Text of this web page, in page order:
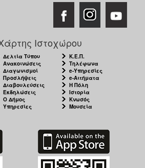
Ιστοχώρου
Δελτία Τύπου
Ανακοινώσεις
Διαγωνισμοί
Προσλήψεις
Διαβουλεύσεις
Εκδηλώσεις
Ο Δήμος
Υπηρεσίες
Κ.Ε.Π.
Τηλέφωνα
e-Υπηρεσίες
e-Αιτήματα
Η Πόλη
Ιστορία
Κνωσός
Μουσεία